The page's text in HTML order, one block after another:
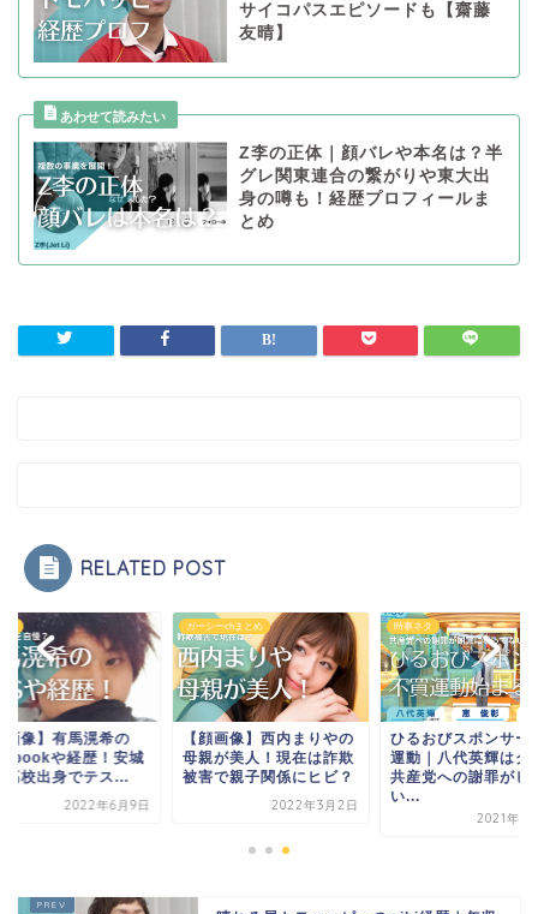
サイコパスエピソードも【齋藤
友晴】
Z李の正体｜顔バレや本名は？半
グレ関東連合の繋がりや東大出
身の噂も！経歴プロフィールま
とめ
RELATED POST
画像】有馬滉希の
や経歴！安城
高校出身でテス...
2022年6月9日
ガーシーchまとめ
【顔画像】西内まりやの
母親が美人！現在は詐欺
被害で親子関係にヒビ？
2022年3月2日
時事ネタ
ひるおびスポンサー
運動｜八代英輝はク
共産党への謝罪がヒ
い...
2021年9